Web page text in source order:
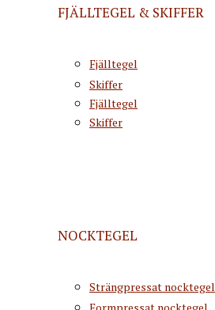
FJÄLLTEGEL & SKIFFER
Fjälltegel
Skiffer
Fjälltegel
Skiffer
NOCKTEGEL
Strängpressat nocktegel